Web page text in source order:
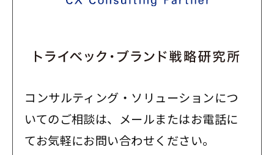
コンサルティング・ソリューションにつ
いてのご相談は、メールまたはお電話に
てお気軽にお問い合わせください。